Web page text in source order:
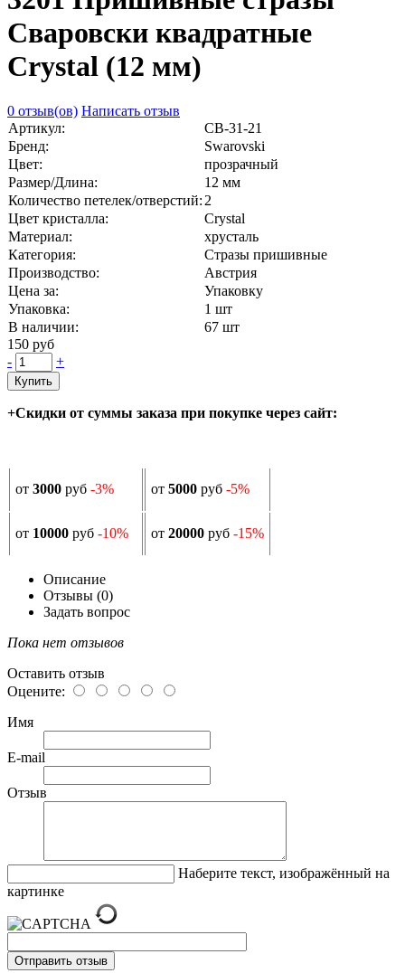
Сваровски квадратные
Crystal (12 мм)
0 отзыв(ов) Написать отзыв
Артикул:
СВ-31-21
Бренд:
Swarovski
Цвет:
прозрачный
Размер/Длина:
12 мм
Количество петелек/отверстий: 2
Цвет кристалла:
Crystal
Материал:
хрусталь
Категория:
Стразы пришивные
Производство:
Австрия
Цена за:
Упаковку
Упаковка:
1 шт
В наличии:
67 шт
150 руб
-
+
Купить
+Скидки от суммы заказа при покупке через сайт:
от 3000 руб -3% от 5000 руб -5%
от 10000 руб -10% от 20000 руб -15%
Описание
Отзывы (0)
Задать вопрос
Пока нет отзывов
Оставить отзыв
Оцените:
Имя
E-mail
Отзыв
Наберите текст, изображённый на
картинке